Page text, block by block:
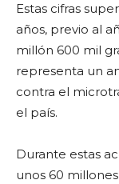
Estas cifras
años, previo al
millón 600 mil
representa un
contra el
el país.
Durante estas
unos 60